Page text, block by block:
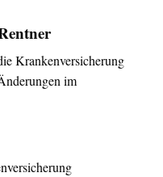
Krankenversicherung
im